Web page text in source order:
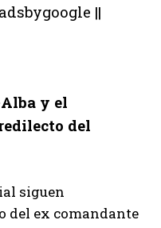
||
y el
del
siguen
del ex comandante